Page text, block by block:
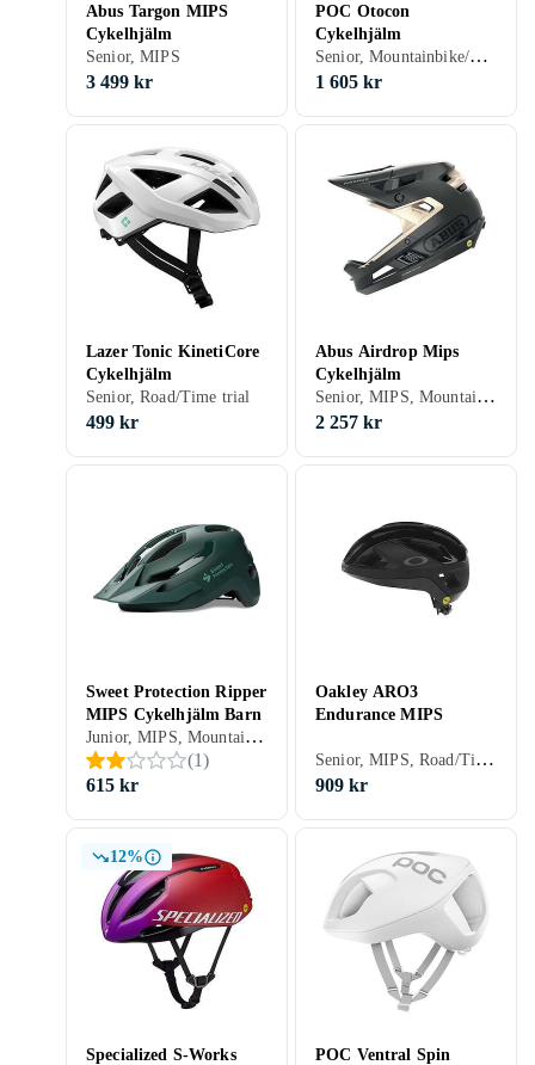
Abus Targon MIPS
Cykelhjälm
Senior, MIPS
3 499 kr
POC Otocon
Cykelhjälm
Senior, Mountainbike/Downhill/Trail, Road/Time trial, Heltäckande
1 605 kr
Lazer Tonic KinetiCore
Cykelhjälm
Senior, Road/Time trial
499 kr
Abus Airdrop Mips
Cykelhjälm
Senior, MIPS, Mountainbike/Downhill/Trail, Heltäckande
2 257 kr
Sweet Protection Ripper
MIPS Cykelhjälm Barn
Junior, MIPS, Mountainbike/Downhill/Trail, Road/Time trial, Stad/Pendling, BMX/Dirt, Öppen
(1)
615 kr
Oakley ARO3
Endurance MIPS
Senior, MIPS, Road/Time trial, Stad/Pendling, Öppen
909 kr
12%
Specialized S-Works
POC Ventral Spin